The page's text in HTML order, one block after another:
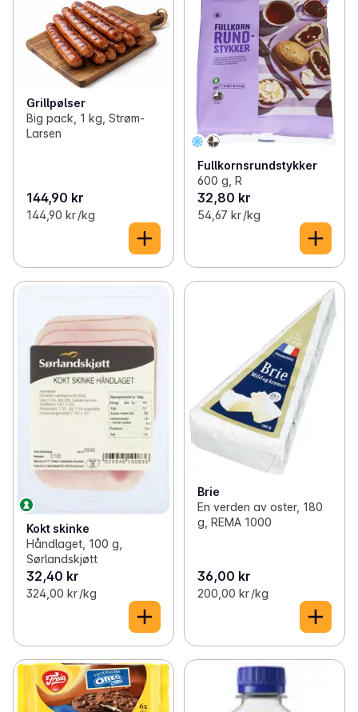
Grillpølser
Big pack, 1 kg, Strøm-
Larsen
144,90 kr
144,90 kr /kg
Fullkornsrundstykker
600 g, R
32,80 kr
54,67 kr /kg
Kokt skinke
Håndlaget, 100 g,
Sørlandskjøtt
32,40 kr
324,00 kr /kg
Brie
En verden av oster, 180
g, REMA 1000
36,00 kr
200,00 kr /kg